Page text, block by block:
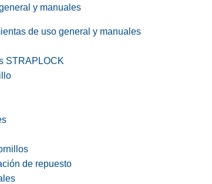
y manuales
de uso general y manuales
STRAPLOCK
de repuesto